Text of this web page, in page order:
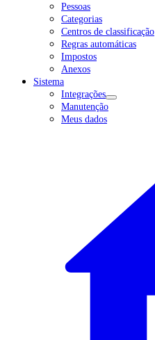
Pessoas
Categorias
Centros de classificação
Regras automáticas
Impostos
Anexos
Sistema
Integrações
Manutenção
Meus dados